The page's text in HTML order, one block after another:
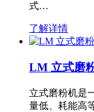
式…
了解详情
LM 立式磨
立式磨粉机是
量低、耗能高